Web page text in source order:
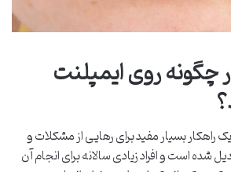
روی ایمپلنت
راهکار بسیار مفید برای رهایی از مشکلات و
شده است و افراد زیادی سالانه برای انجام آن